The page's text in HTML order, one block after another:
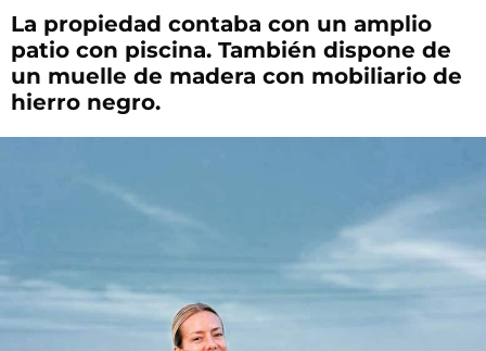
La propiedad contaba con un amplio
patio con piscina. También dispone de
un muelle de madera con mobiliario de
hierro negro.